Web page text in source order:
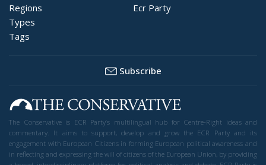
Regions
Types
Tags
Ecr Party
Subscribe
The Conservative is ECR Party’s multilingual hub for Centre-Right ideas and
commentary. It aims to support, develop and grow the ECR Party and its
engagement with European Citizens in forming European political awareness and
in reflecting and expressing the will of citizens of the European Union, by providing